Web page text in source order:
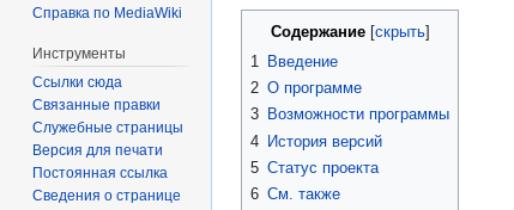
Содержание
1
Введение
2 О программе
3 Возможности программы
4 История версий
5 Статус проекта
6 См. также
Справка по MediaWiki
Инструменты
Ссылки сюда
Связанные правки
Служебные страницы
Версия для печати
Постоянная ссылка
Сведения о странице